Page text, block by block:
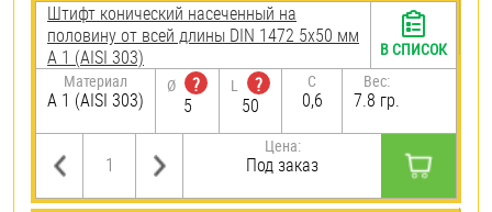
Штифт конический насеченный на
половину от всей длины DIN 1472 5х50 мм
А 1 (AISI 303)
Материал
А 1 (AISI 303)
Ø
?
5
L
?
50
C
0,6
Вес:
7.8 гр.
Цена:
Под заказ
В СПИСОК